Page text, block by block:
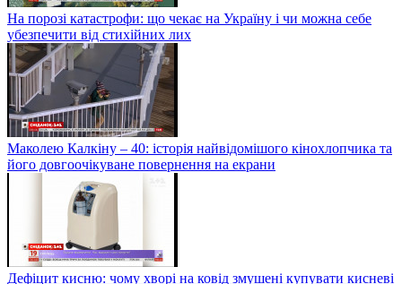
На порозі катастрофи: що чекає на Україну і чи можна себе
убезпечити від стихійних лих
Маколею Калкіну – 40: історія найвідомішого кінохлопчика та
його довгоочікуване повернення на екрани
Дефіцит кисню: чому хворі на ковід змушені купувати кисневі